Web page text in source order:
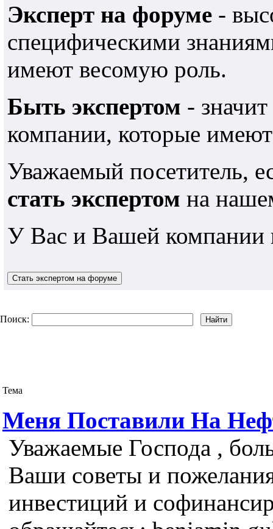
Эксперт на форуме -
специфическими
имеют весомую роль.
Быть экспертом -
компании, которые
Уважаемый посетитель,
стать экспертом на
У Вас и Вашей компании
Поиск:
Тема
Меня Поставили На
Уважаемые Господа ,
Ваши советы и
инвестиций и